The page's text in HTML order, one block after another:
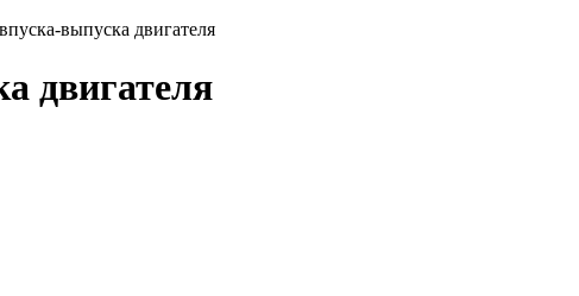
выпуска двигателя
двигателя